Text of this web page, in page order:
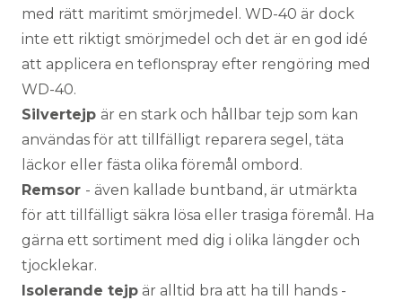
med rätt maritimt smörjmedel. WD-40 är dock
inte ett riktigt smörjmedel och det är en god idé
att applicera en teflonspray efter rengöring med
WD-40.
Silvertejp är en stark och hållbar tejp som kan
användas för att tillfälligt reparera segel, täta
läckor eller fästa olika föremål ombord.
Remsor - även kallade buntband, är utmärkta
för att tillfälligt säkra lösa eller trasiga föremål. Ha
gärna ett sortiment med dig i olika längder och
tjocklekar.
Isolerande tejp är alltid bra att ha till hands -